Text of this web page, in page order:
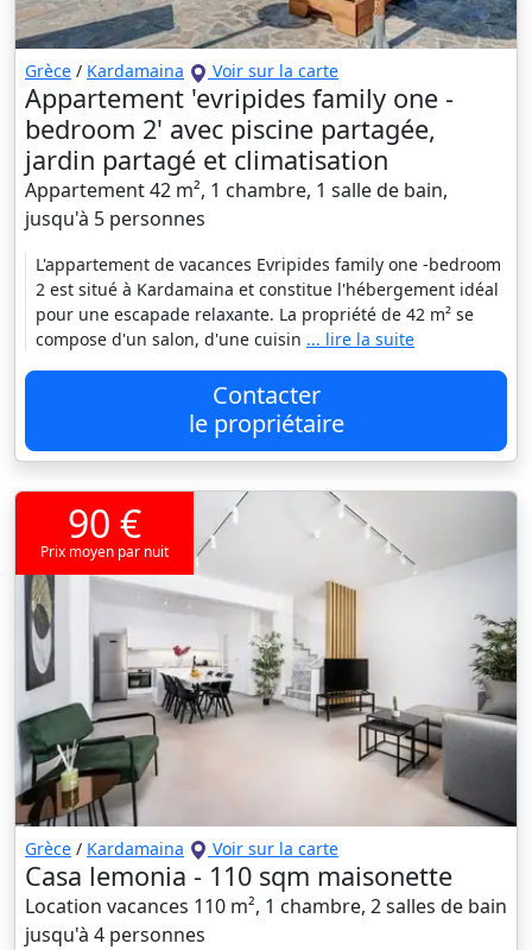
Grèce / Kardamaina Voir sur la carte
Appartement 'evripides family one -
bedroom 2' avec piscine partagée,
jardin partagé et climatisation
Appartement 42 m², 1 chambre, 1 salle de bain,
jusqu'à 5 personnes
L'appartement de vacances Evripides family one -bedroom
2 est situé à Kardamaina et constitue l'hébergement idéal
pour une escapade relaxante. La propriété de 42 m² se
compose d'un salon, d'une cuisin ... lire la suite
Contacter
le propriétaire
90 €
Prix moyen par nuit
Grèce / Kardamaina Voir sur la carte
Casa lemonia - 110 sqm maisonette
Location vacances 110 m², 1 chambre, 2 salles de bain
jusqu'à 4 personnes